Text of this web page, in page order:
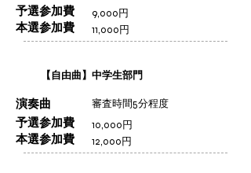
予選参加費
本選参加費
9,000円
11,000円
【自由曲】中学生部門
演奏曲
予選参加費
本選参加費
審査時間5分程度
10,000円
12,000円